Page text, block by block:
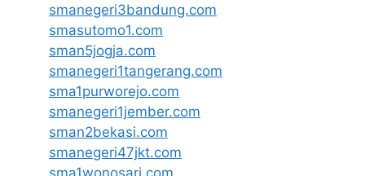
smanegeri3bandung.com
smasutomo1.com
sman5jogja.com
smanegeri1tangerang.com
sma1purworejo.com
smanegeri1jember.com
sman2bekasi.com
smanegeri47jkt.com
sma1wonosari.com